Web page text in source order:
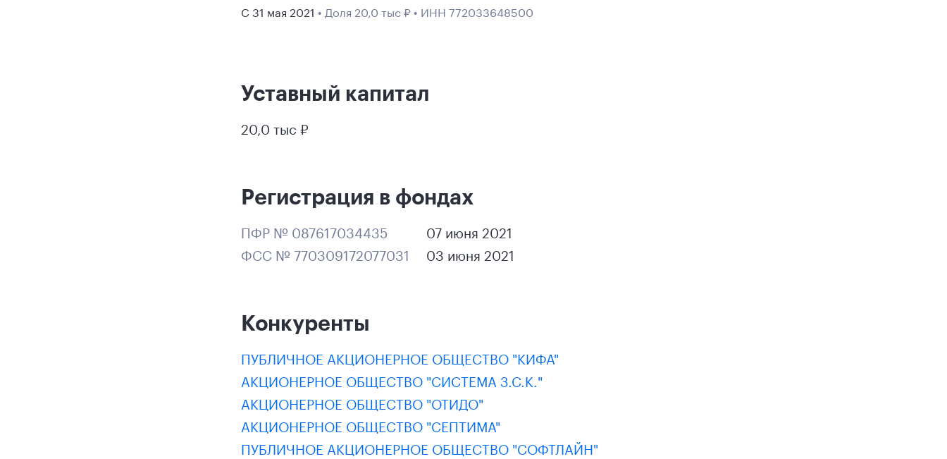
С 31 мая 2021 • Доля 20,0 тыс ₽ • ИНН 772033648500
Уставный капитал
20,0 тыс ₽
Регистрация в фондах
ПФР № 087617034435
07 июня 2021
ФСС № 770309172077031
03 июня 2021
Конкуренты
ПУБЛИЧНОЕ АКЦИОНЕРНОЕ ОБЩЕСТВО "КИФА"
АКЦИОНЕРНОЕ ОБЩЕСТВО "СИСТЕМА З.С.К."
АКЦИОНЕРНОЕ ОБЩЕСТВО "ОТИДО"
АКЦИОНЕРНОЕ ОБЩЕСТВО "СЕПТИМА"
ПУБЛИЧНОЕ АКЦИОНЕРНОЕ ОБЩЕСТВО "СОФТЛАЙН"